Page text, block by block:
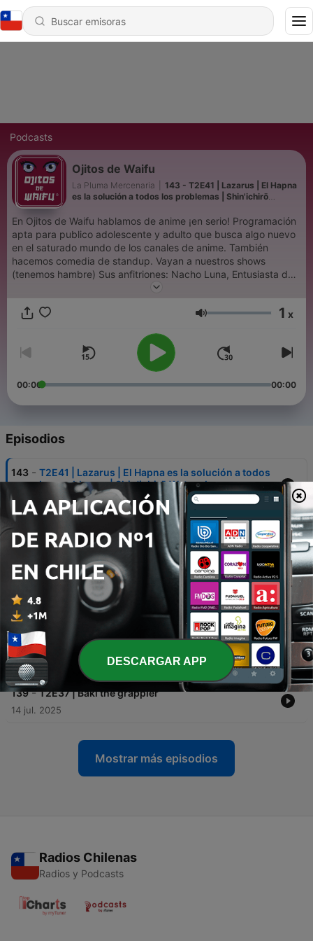
Podcasts
Ojitos de Waifu
La Pluma Mercenaria
143 - T2E41 | Lazarus | El Hapna
es la solución a todos los problemas | Shin'ichirō
En Ojitos de Waifu hablamos de anime ¡en serio! Programación
apta para publico adolescente y adulto que busca algo nuevo
en el saturado mundo de los canales de anime. También
hacemos comedia de standup. Vayan a nuestros shows
(tenemos hambre) Sus anfitriones: Nacho Luna, Entusiasta de
la historia, la cultura y las artes. El vendedor de humo por
orgánica genérica basada en carbono. Líder espiritual del
papanatas que fue a dar ahí por casualidad.
Volumen 1 x
00:00 00:00
Episodios
143 - T2E41 | Lazarus | El Hapna es la solución a todos
los problemas | Shin'ichirō Watanabe
19 nov. 2025
T2E40 | Sakamoto Days | Como reclutar gente
que está rotita para hacerle creer que es parte de
la familia
13 nov. 2025
141 Е2Е39 | Solo leveling Temporada 2 | Original
04 nov. 2025
140
T2E38 | Mushoku Tensei / Jobless Reincarnation
| Temporada 2
25 oct. 2025
139 - T2E37 | Baki the grappler
14 jul. 2025
Mostrar más episodios
Radios Chilenas
Radios y Podcasts
DESCARGAR APP